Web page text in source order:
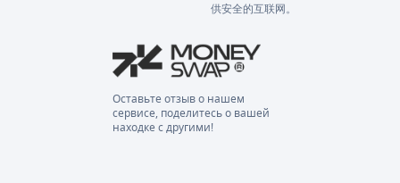
供安全的互联网。
Оставьте отзыв о нашем
сервисе, поделитесь о вашей
находке с другими!